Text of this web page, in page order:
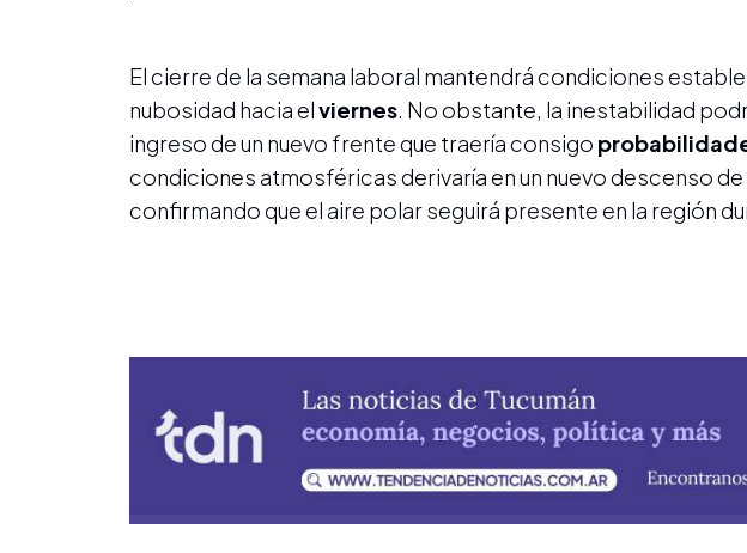
El cierre de la semana laboral mantendrá condiciones
nubosidad hacia elviernes. No obstante, la inestabilidad
ingreso de un nuevo frente que traería consigo
condiciones atmosféricas derivaría en un nuevo descenso
confirmando que el aire polar seguirá presente en la región